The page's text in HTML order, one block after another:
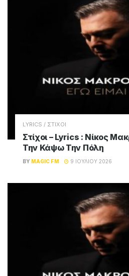
LYRICS / ΣΤΙΧΟΙ
Στίχοι – Lyrics : Νίκος
Την Κάψω Την Πόλη
BY MAGIC FM 9 ΙΟΥΛΊΟΥ 2026